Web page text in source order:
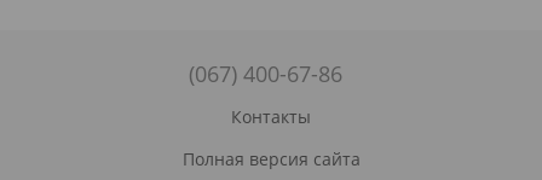
(067) 400-67-86
Контакты
Полная версия сайта